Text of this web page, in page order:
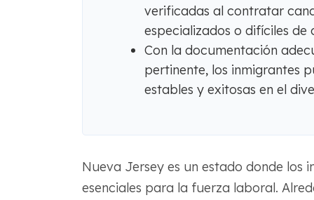
verificadas al contratar
especializados o difíciles de
Con la documentación
pertinente, los inmigrantes
estables y exitosas en el
Nueva Jersey es un estado donde los
esenciales para la fuerza laboral.